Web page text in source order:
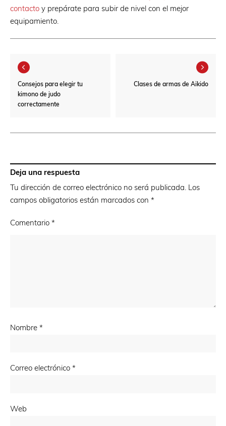
contacto y prepárate para subir de nivel con el mejor
equipamiento.
Consejos para elegir tu
kimono de judo
correctamente
Clases de armas de Aikido
Deja una respuesta
Tu dirección de correo electrónico no será publicada. Los
campos obligatorios están marcados con *
Comentario *
Nombre *
Correo electrónico *
Web